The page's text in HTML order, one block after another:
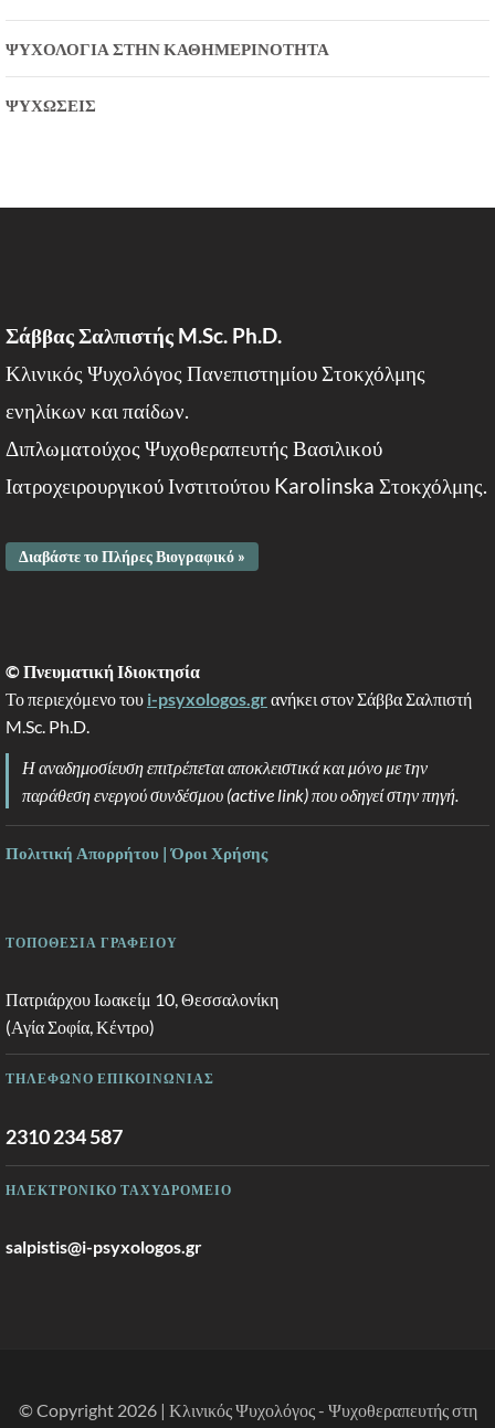
ΨΥΧΟΛΟΓΊΑ ΣΤΗΝ ΚΑΘΗΜΕΡΙΝΌΤΗΤΑ
ΨΥΧΏΣΕΙΣ
Σάββας Σαλπιστής M.Sc. Ph.D.
Κλινικός Ψυχολόγος Πανεπιστημίου Στοκχόλμης
ενηλίκων και παίδων.
Διπλωματούχος Ψυχοθεραπευτής Βασιλικού
Ιατροχειρουργικού Ινστιτούτου Karolinska Στοκχόλμης.
Διαβάστε το Πλήρες Βιογραφικό »
© Πνευματική Ιδιοκτησία
Το περιεχόμενο του i-psyxologos.grανήκει στον Σάββα Σαλπιστή
M.Sc. Ph.D.
Η αναδημοσίευση επιτρέπεται αποκλειστικά και μόνο με την
παράθεση ενεργού συνδέσμου (active link) που οδηγεί στην πηγή.
Πολιτική Απορρήτου | Όροι Χρήσης
ΤΟΠΟΘΕΣΙΑ ΓΡΑΦΕΙΟΥ
Πατριάρχου Ιωακείμ 10, Θεσσαλονίκη
(Αγία Σοφία, Κέντρο)
ΤΗΛΕΦΩΝΟ ΕΠΙΚΟΙΝΩΝΙΑΣ
2310 234 587
ΗΛΕΚΤΡΟΝΙΚΟ ΤΑΧΥΔΡΟΜΕΙΟ
salpistis@i-psyxologos.gr
© Copyright 2026 | Κλινικός Ψυχολόγος - Ψυχοθεραπευτής στη